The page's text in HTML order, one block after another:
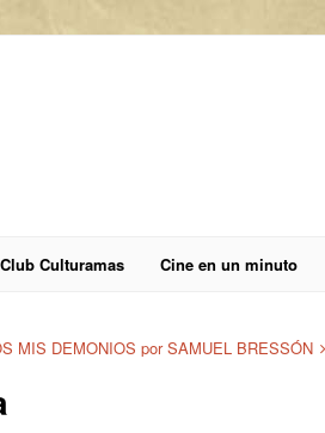
Club Culturamas Cine en un minuto
MIS DEMONIOS por SAMUEL BRESSÓN